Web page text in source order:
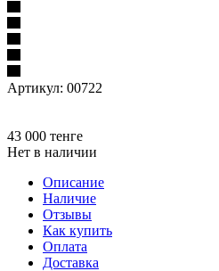
Артикул: 00722
43 000 тенге
Нет в наличии
Описание
Наличие
Отзывы
Как купить
Оплата
Доставка